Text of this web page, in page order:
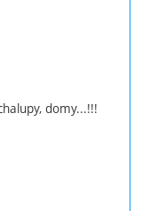
domy...!!!